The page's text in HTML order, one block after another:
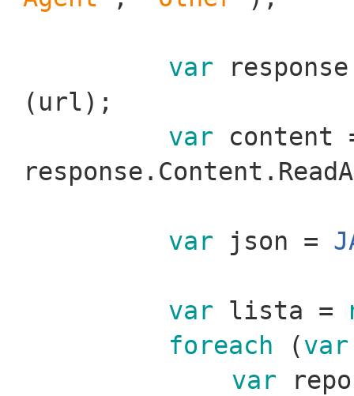
var
(url);
var content
var json =
var lista =
foreach (var
var